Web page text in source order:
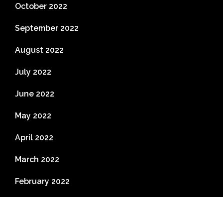
October 2022
September 2022
August 2022
July 2022
June 2022
May 2022
April 2022
March 2022
February 2022